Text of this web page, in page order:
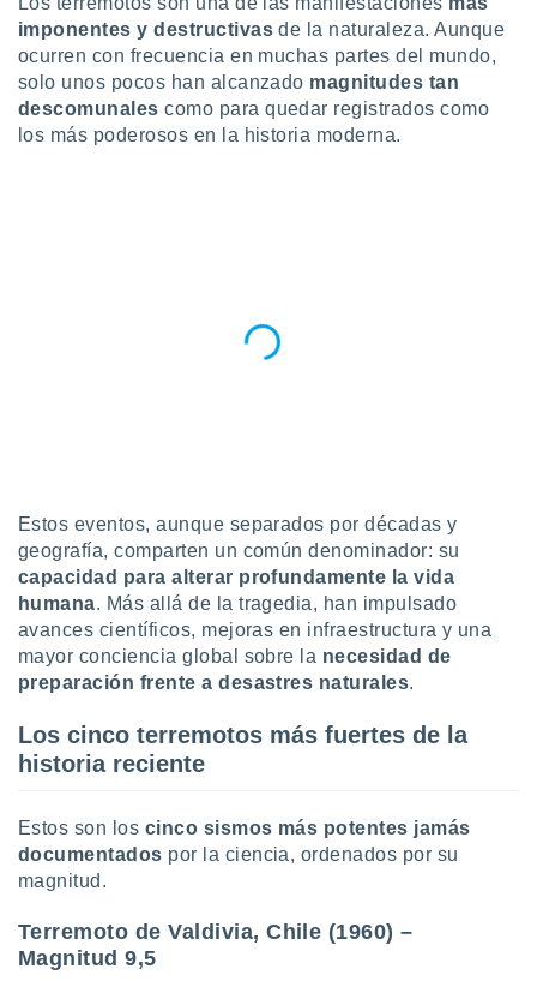
y
en
más
nuestra
y
aceptar
de
sitio
te
de que
el sitio
para
ni para
o
aunque
imponentes y destructivas de la naturaleza. Aunque
ocurren con frecuencia en muchas partes del mundo,
solo unos pocos han alcanzado magnitudes tan
descomunales como para quedar registrados como
los más poderosos en la historia moderna.
Estos eventos, aunque separados por décadas y
geografía, comparten un común denominador: su
capacidad para alterar profundamente la vida
humana. Más allá de la tragedia, han impulsado
avances científicos, mejoras en infraestructura y una
mayor conciencia global sobre la necesidad de
preparación frente a desastres naturales.
Los cinco terremotos más fuertes de la
historia reciente
Estos son los cinco sismos más potentes jamás
documentados por la ciencia, ordenados por su
magnitud.
Terremoto de Valdivia, Chile (1960) –
Magnitud 9,5